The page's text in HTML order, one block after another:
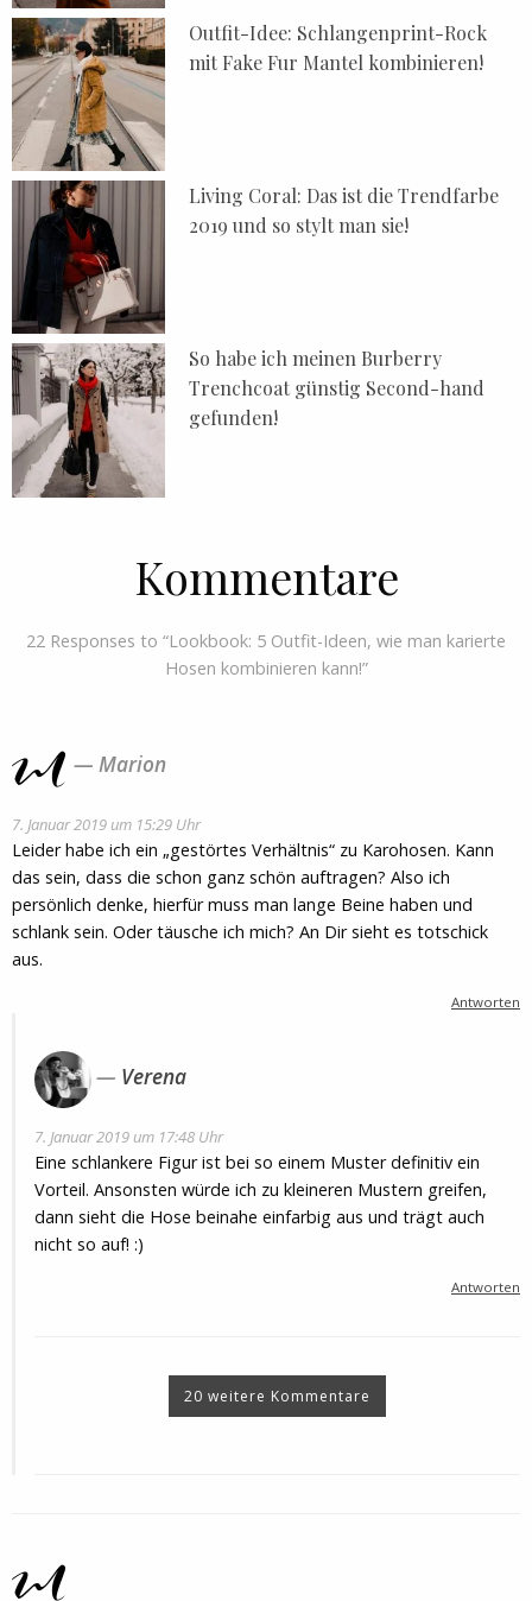
Outfit-Idee: Schlangenprint-Rock
mit Fake Fur Mantel kombinieren!
Living Coral: Das ist die Trendfarbe
2019 und so stylt man sie!
So habe ich meinen Burberry
Trenchcoat günstig Second-hand
gefunden!
Kommentare
22 Responses to “Lookbook: 5 Outfit-Ideen, wie man karierte
Hosen kombinieren kann!”
Marion
7. Januar 2019 um 15:29 Uhr
Leider habe ich ein „gestörtes Verhältnis“ zu Karohosen. Kann
das sein, dass die schon ganz schön auftragen? Also ich
persönlich denke, hierfür muss man lange Beine haben und
schlank sein. Oder täusche ich mich? An Dir sieht es totschick
aus.
Antworten
Verena
7. Januar 2019 um 17:48 Uhr
Eine schlankere Figur ist bei so einem Muster definitiv ein
Vorteil. Ansonsten würde ich zu kleineren Mustern greifen,
dann sieht die Hose beinahe einfarbig aus und trägt auch
nicht so auf! :)
Antworten
20 weitere Kommentare